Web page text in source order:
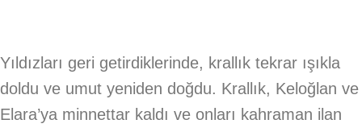
Yıldızları geri getirdiklerinde, krallık tekrar ışıkla
doldu ve umut yeniden doğdu. Krallık, Keloğlan ve
Elara’ya minnettar kaldı ve onları kahraman ilan